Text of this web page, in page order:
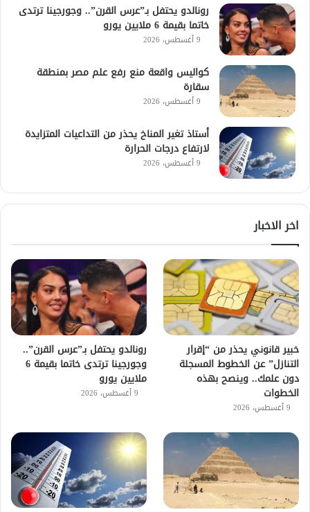
رونالدو يحتفل بـ”عرس القرن”.. وجورجينا ترتدى
خاتما بقيمة 6 ملايين يورو
9 أغسطس، 2026
كواليس واقعة منع رفع علم مصر بمنطقة
سقارة
9 أغسطس، 2026
أستاذ تغير المناخ يحذر من التداعيات المتزايدة
لارتفاع درجات الحرارة
9 أغسطس، 2026
اخر الاخبار
خبير قانوني يحذر من “إقرار
التنازل” عن الخطوط المسجلة
دون علمك.. وينصح بهذه
الخطوات
9 أغسطس، 2026
رونالدو يحتفل بـ”عرس القرن”..
وجورجينا ترتدى خاتما بقيمة 6
ملايين يورو
9 أغسطس، 2026